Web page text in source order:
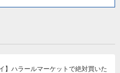
】ハラールマーケットで絶対買いた